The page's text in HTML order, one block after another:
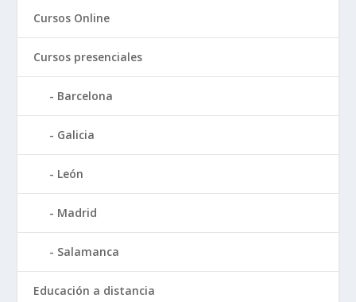
Cursos Online
Cursos presenciales
Barcelona
Galicia
León
Madrid
Salamanca
Educación a distancia